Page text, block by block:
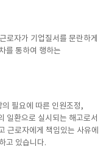
로자가 기업질서를 문란하게
를 통하여 행하는
필요에 따른 인원조정,
일환으로 실시되는 해고로서
근로자에게 책임있는 사유에
고 있습니다.